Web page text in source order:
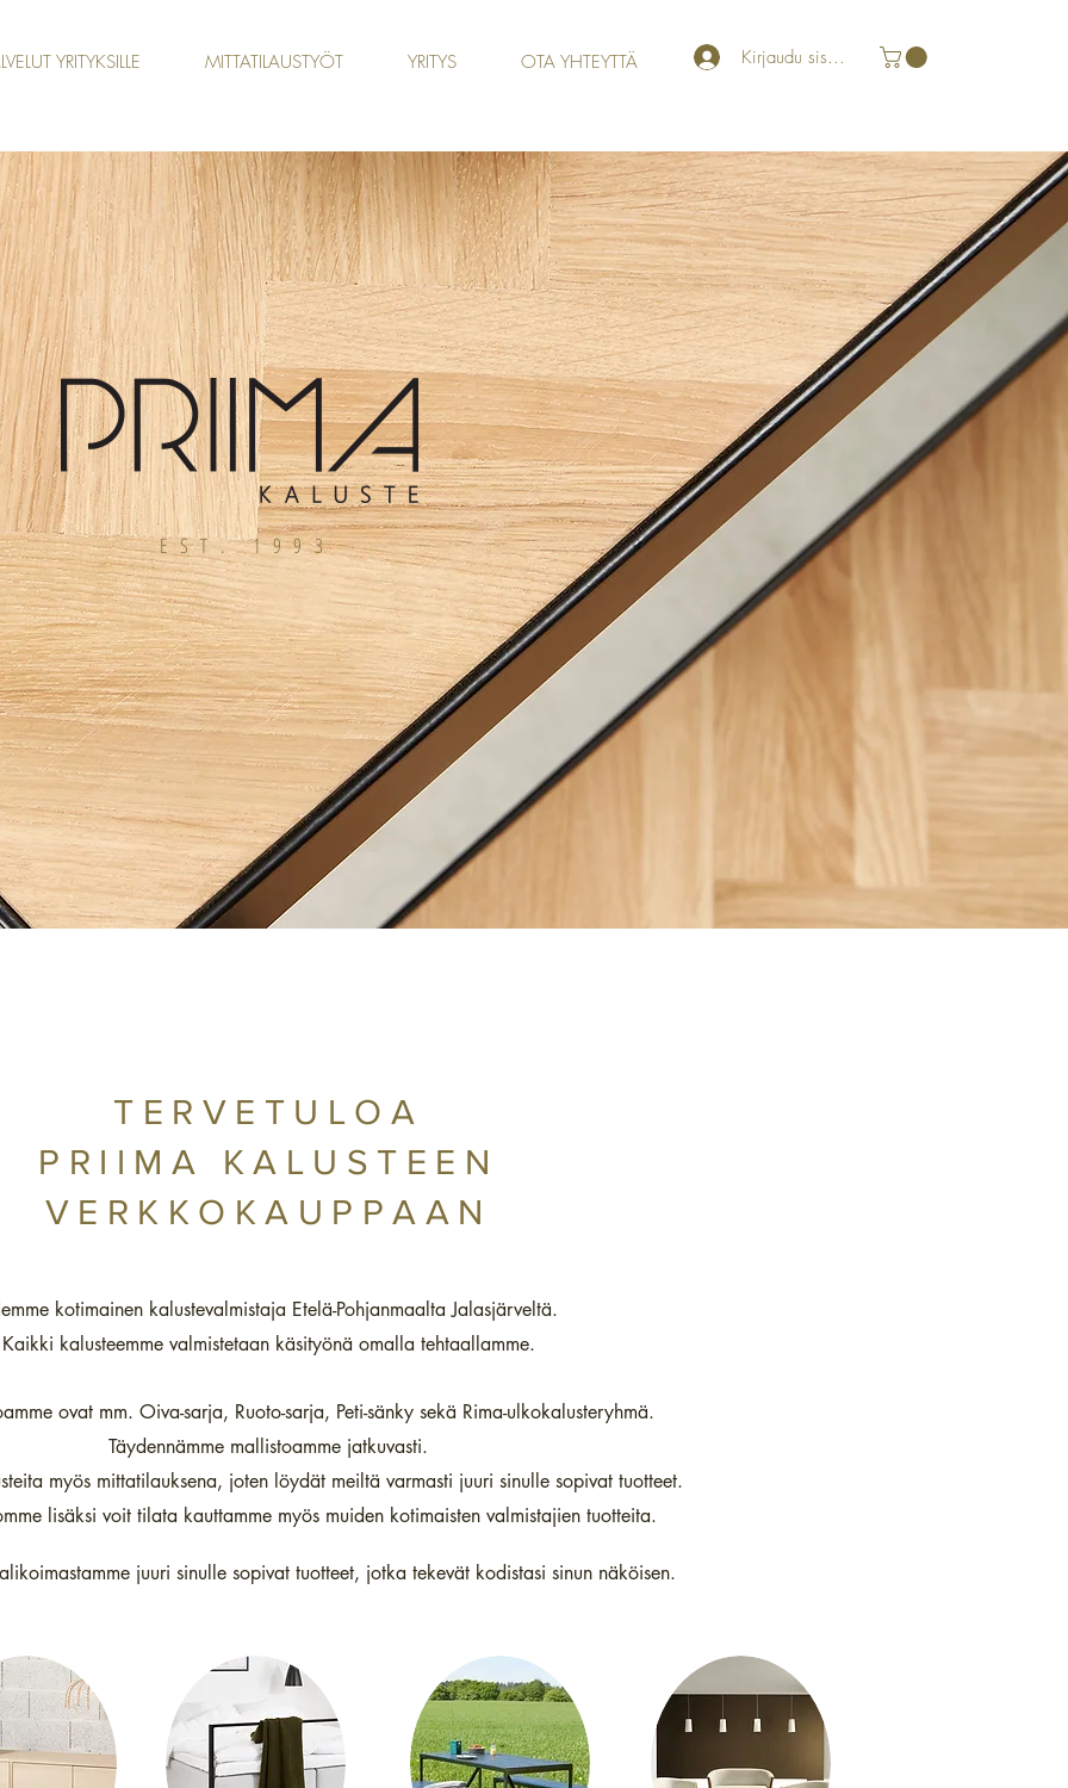
YRITYKSILLE MITTATILAUSTYÖT YRITYS OTA YHTEYTTÄ Kirjaudu sisään
EST. 1993
TERVETULOA
PRIIMA KALUSTEEN
VERKKOKAUPPAAN
kotimainen kalustevalmistaja Etelä-Pohjanmaalta Jalasjärveltä.
Kaikki kalusteemme valmistetaan käsityönä omalla tehtaallamme.
ovat mm. Oiva-sarja, Ruoto-sarja, Peti-sänky sekä Rima-ulkokalusteryhmä.
Täydennämme mallistoamme jatkuvasti.
myös mittatilauksena, joten löydät meiltä varmasti juuri sinulle sopivat tuotteet.
lisäksi voit tilata kauttamme myös muiden kotimaisten valmistajien tuotteita.
juuri sinulle sopivat tuotteet, jotka tekevät kodistasi sinun näköisen.